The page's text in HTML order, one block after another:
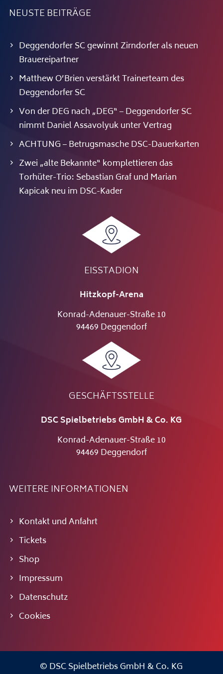
NEUSTE BEITRÄGE
Deggendorfer SC gewinnt Zirndorfer als neuen
Brauereipartner
Matthew O’Brien verstärkt Trainerteam des
Deggendorfer SC
Von der DEG nach „DEG“ – Deggendorfer SC
nimmt Daniel Assavolyuk unter Vertrag
ACHTUNG – Betrugsmasche DSC-Dauerkarten
Zwei „alte Bekannte“ komplettieren das
Torhüter-Trio: Sebastian Graf und Marian
Kapicak neu im DSC-Kader
EISSTADION
Hitzkopf-Arena
Konrad-Adenauer-Straße 10
94469 Deggendorf
GESCHÄFTSSTELLE
DSC Spielbetriebs GmbH & Co. KG
Konrad-Adenauer-Straße 10
94469 Deggendorf
WEITERE INFORMATIONEN
Kontakt und Anfahrt
Tickets
Shop
Impressum
Datenschutz
Cookies
© DSC Spielbetriebs GmbH & Co. KG